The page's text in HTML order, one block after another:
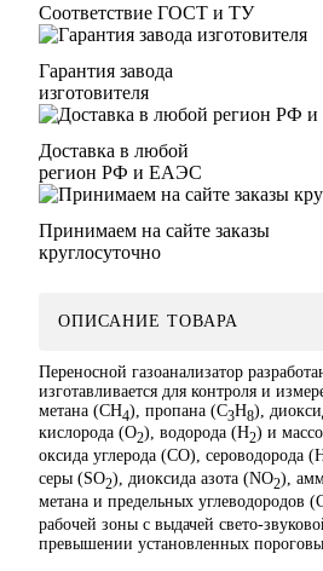
Соответствие ГОСТ и ТУ
Гарантия завода
изготовителя
Доставка в любой
регион РФ и ЕАЭС
Принимаем на сайте заказы
круглосуточно
ОПИСАНИЕ ТОВАРА
Переносной газоанализатор
изготавливается для контроля и
метана (СН4), пропана (С3Н8),
кислорода (О2), водорода (Н2) и
оксида углерода (СО), сероводорода
серы (SО2), диоксида азота (NO2),
метана и предельных углеводородов
рабочей зоны с выдачей свето-
превышении установленных